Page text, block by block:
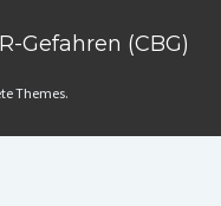
Gefahren (CBG)
Themes.